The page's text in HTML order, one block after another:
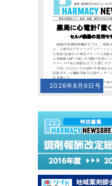
2026年8月6日号